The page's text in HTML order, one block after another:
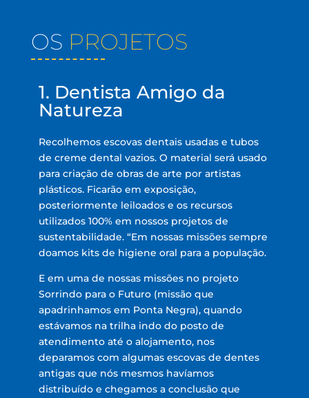
OS PROJETOS
1. Dentista Amigo da
Natureza
Recolhemos escovas dentais usadas e tubos
de creme dental vazios. O material será usado
para criação de obras de arte por artistas
plásticos. Ficarão em exposição,
posteriormente leiloados e os recursos
utilizados 100% em nossos projetos de
sustentabilidade. “Em nossas missões sempre
doamos kits de higiene oral para a população.
E em uma de nossas missões no projeto
Sorrindo para o Futuro (missão que
apadrinhamos em Ponta Negra), quando
estávamos na trilha indo do posto de
atendimento até o alojamento, nos
deparamos com algumas escovas de dentes
antigas que nós mesmos havíamos
distribuído e chegamos a conclusão que